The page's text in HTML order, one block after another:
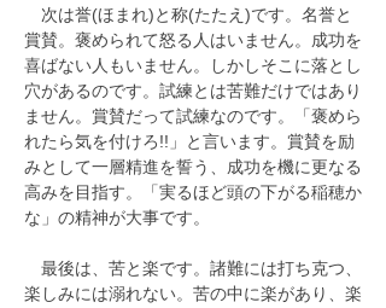
次は誉(ほまれ)と称(たたえ)です。名誉と
賞賛。褒められて怒る人はいません。成功を
喜ばない人もいません。しかしそこに落とし
穴があるのです。試練とは苦難だけではあり
ません。賞賛だって試練なのです。「褒めら
れたら気を付けろ!!」と言います。賞賛を励
みとして一層精進を誓う、成功を機に更なる
高みを目指す。「実るほど頭の下がる稲穂か
な」の精神が大事です。
最後は、苦と楽です。諸難には打ち克つ、
楽しみには溺れない。苦の中に楽があり、楽